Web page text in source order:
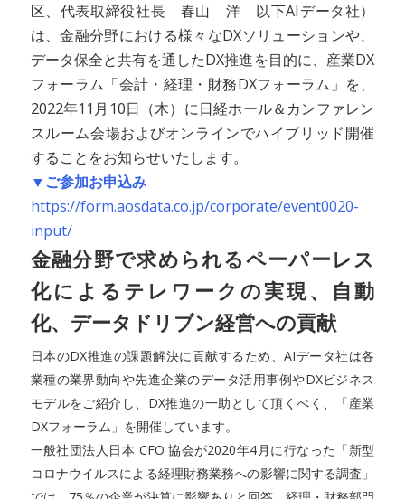
区、代表取締役社長 春山 洋 以下AIデータ社）
は、金融分野における様々なDXソリューションや、
データ保全と共有を通したDX推進を目的に、産業DX
フォーラム「会計・経理・財務DXフォーラム」を、
2022年11月10日（木）に日経ホール＆カンファレン
スルーム会場およびオンラインでハイブリッド開催
することをお知らせいたします。
▼ご参加お申込み
https://form.aosdata.co.jp/corporate/event0020-
input/
金融分野で求められるペーパーレス
化によるテレワークの実現、自動
化、データドリブン経営への貢献
日本のDX推進の課題解決に貢献するため、AIデータ社は各
業種の業界動向や先進企業のデータ活用事例やDXビジネス
モデルをご紹介し、DX推進の一助として頂くべく、「産業
DXフォーラム」を開催しています。
一般社団法人日本 CFO 協会が2020年4月に行なった「新型
コロナウイルスによる経理財務業務への影響に関する調査」